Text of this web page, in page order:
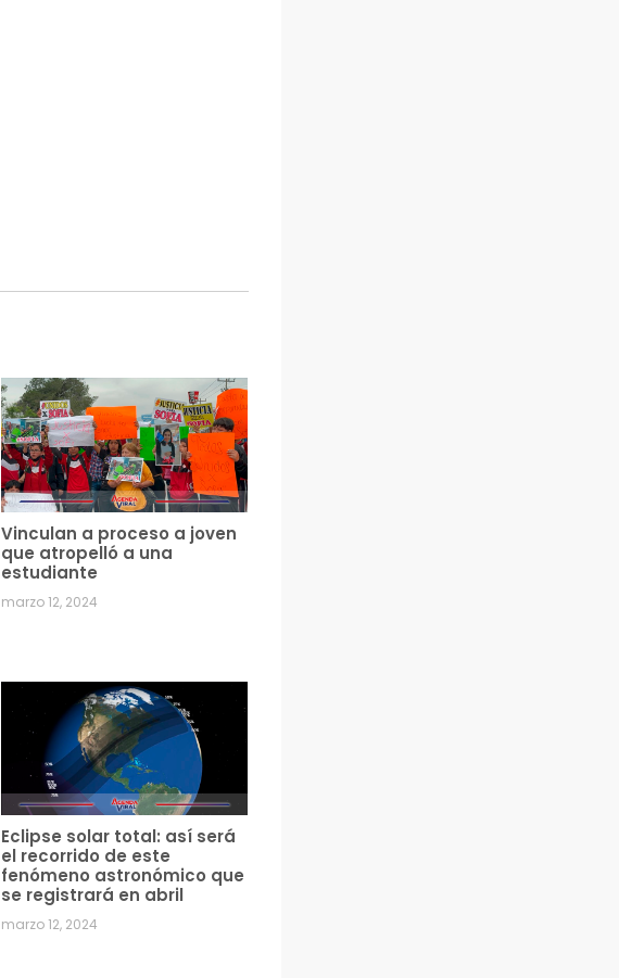
Vinculan a proceso a joven
que atropelló a una
estudiante
marzo 12, 2024
Eclipse solar total: así será
el recorrido de este
fenómeno astronómico que
se registrará en abril
marzo 12, 2024